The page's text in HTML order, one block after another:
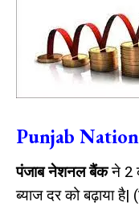
Punjab
पंजाब नेशनल बैंकने 2
ब्याज दर को बढ़ाया